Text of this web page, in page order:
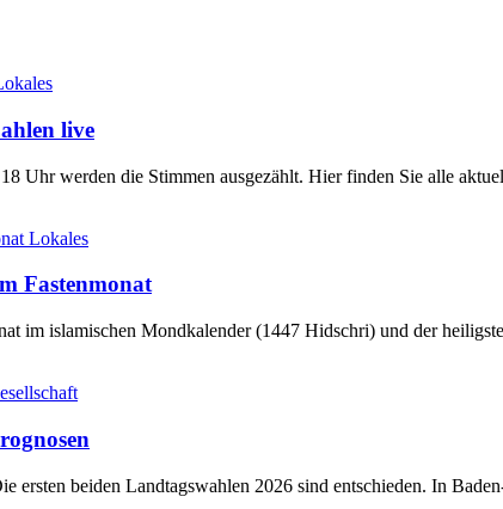
live
Uhr werden die Stimmen ausgezählt. Hier finden Sie alle
Lokales
Fastenmonat
im islamischen Mondkalender (1447 Hidschri) und der
ersten beiden Landtagswahlen 2026 sind entschieden. In